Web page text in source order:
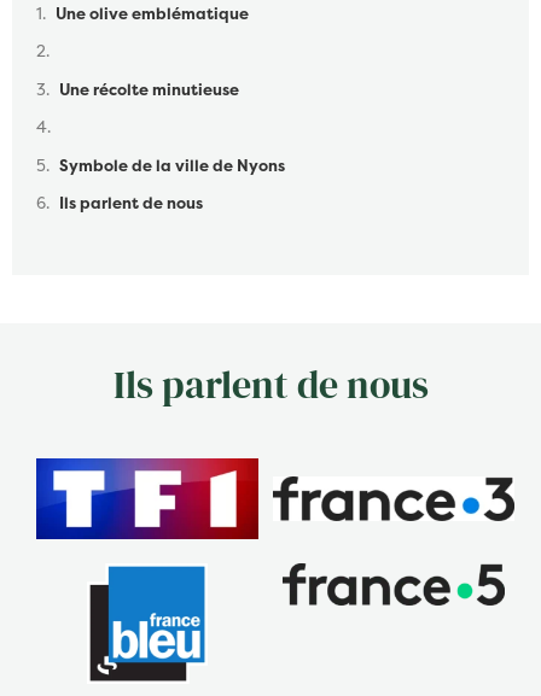
Une olive emblématique
Une récolte minutieuse
Symbole de la ville de Nyons
Ils parlent de nous
Ils parlent de nous